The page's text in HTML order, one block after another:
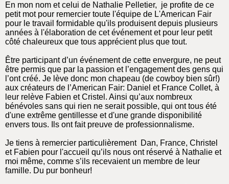
En mon nom et celui de Nathalie Pelletier, je profite de ce
petit mot pour remercier toute l'équipe de L'American Fair
pour le travail formidable qu'ils produisent depuis plusieurs
années à l'élaboration de cet événement et pour leur petit
côté chaleureux que tous apprécient plus que tout.
Être participant d’un événement de cette envergure, ne peut
être permis que par la passion et l’engagement des gens qui
l’ont créé. Je lève donc mon chapeau (de cowboy bien sûr!)
aux créateurs de l’American Fair: Daniel et France Collet, à
leur relève Fabien et Cristel. Ainsi qu’aux nombreux
bénévoles sans qui rien ne serait possible, qui ont tous été
d'une extrême gentillesse et d'une grande disponibilité
envers tous. Ils ont fait preuve de professionnalisme.
Je tiens à remercier particulièrement Dan, France, Christel
et Fabien pour l'accueil qu’ils nous ont réservé à Nathalie et
moi même, comme s’ils recevaient un membre de leur
famille. Du pur bonheur!